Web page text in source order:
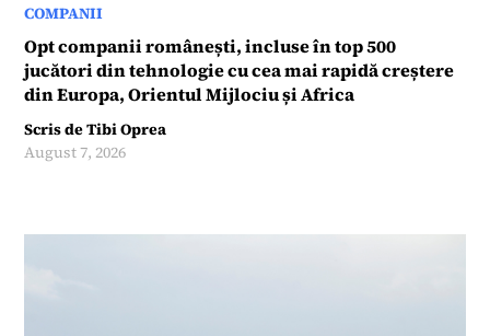
COMPANII
Opt companii românești, incluse în top 500
jucători din tehnologie cu cea mai rapidă creștere
din Europa, Orientul Mijlociu și Africa
Scris deTibi Oprea
August 7, 2026